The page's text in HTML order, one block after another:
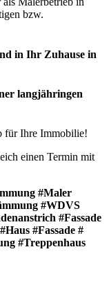
bzw.
in Ihr Zuhause in
langjähringen
für Ihre Immobilie!
einen Termin mit
#Maler
#WDVS
#Fassade
#Fassade #
#Treppenhaus